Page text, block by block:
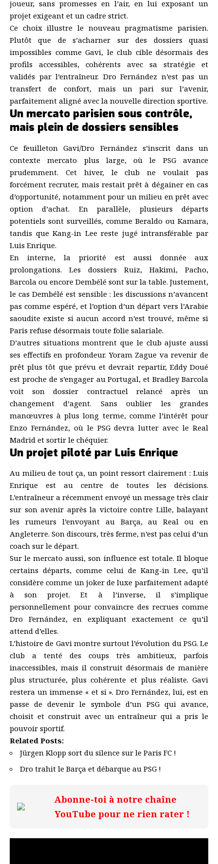
joueur, sans promesses en l’air, en lui exposant un
projet exigeant et un cadre strict.
Ce choix illustre le nouveau pragmatisme parisien.
Plutôt que de s’acharner sur des dossiers quasi
impossibles comme Gavi, le club cible désormais des
profils accessibles, cohérents avec sa stratégie et
validés par l’entraîneur. Dro Fernández n’est pas un
transfert de confort, mais un pari sur l’avenir,
parfaitement aligné avec la nouvelle direction sportive.
Un mercato parisien sous contrôle,
mais plein de dossiers sensibles
Ce feuilleton Gavi/Dro Fernández s’inscrit dans un
contexte mercato plus large, où le PSG avance
prudemment. Cet hiver, le club ne voulait pas
forcément recruter, mais restait prêt à dégainer en cas
d’opportunité, notamment pour un milieu en prêt avec
option d’achat. En parallèle, plusieurs départs
potentiels sont surveillés, comme Beraldo ou Kamara,
tandis que Kang-in Lee reste jugé intransférable par
Luis Enrique.
En interne, la priorité est aussi donnée aux
prolongations. Les dossiers Ruiz, Hakimi, Pacho,
Barcola ou encore Dembélé sont sur la table. Justement,
le cas Dembélé est sensible : les discussions n’avancent
pas comme espéré, et l’option d’un départ vers l’Arabie
saoudite existe si aucun accord n’est trouvé, même si
Paris refuse désormais toute folie salariale.
D’autres situations montrent que le club ajuste aussi
ses effectifs en profondeur. Yoram Zague va revenir de
prêt plus tôt que prévu et devrait repartir, Eddy Doué
est proche de s’engager au Portugal, et Bradley Barcola
voit son dossier contractuel relancé après un
changement d’agent. Sans oublier les grandes
manœuvres à plus long terme, comme l’intérêt pour
Enzo Fernández, où le PSG devra lutter avec le Real
Madrid et sortir le chéquier.
Un projet piloté par Luis Enrique
Au milieu de tout ça, un point ressort clairement : Luis
Enrique est au centre de toutes les décisions.
L’entraîneur a récemment envoyé un message très clair
sur son avenir après la victoire contre Lille, balayant
les rumeurs l’envoyant au Barça, au Real ou en
Angleterre. Son discours, très ferme, n’est pas celui d’un
coach sur le départ.
Sur le mercato aussi, son influence est totale. Il bloque
certains départs, comme celui de Kang-in Lee, qu’il
considère comme un joker de luxe parfaitement adapté
à son projet. Et à l’inverse, il s’implique
personnellement pour convaincre des recrues comme
Dro Fernández, en expliquant exactement ce qu’il
attend d’elles.
L’histoire de Gavi montre surtout l’évolution du PSG. Le
club a tenté des coups très ambitieux, parfois
inaccessibles, mais il construit désormais de manière
plus structurée, plus cohérente et plus réaliste. Gavi
restera un immense « et si ». Dro Fernández, lui, est en
passe de devenir le symbole d’un PSG qui avance,
choisit et construit avec un entraîneur qui a pris le
pouvoir sportif.
Related Posts:
Jürgen Klopp sort du silence sur le Paris FC !
Dro trahit le Barça et débarque au PSG !
Abonne-toi à notre chaîne
YouTube pour ne rien rater !